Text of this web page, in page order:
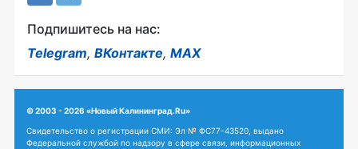
Подпишитесь на нас:
Telegram, ВКонтакте, MAX
© 2003 - 2026 «Новый Калининград.Ru»
Свидетельство о регистрации СМИ: Эл № ФС77-43520, выдано
Федеральной службой по надзору в сфере связи, информационных